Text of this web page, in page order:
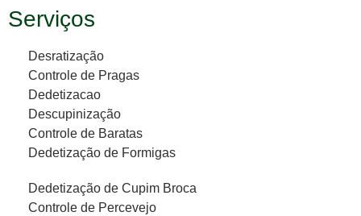
Serviços
Desratização
Controle de Pragas
Dedetizacao
Descupinização
Controle de Baratas
Dedetização de Formigas
Dedetização de Cupim Broca
Controle de Percevejo